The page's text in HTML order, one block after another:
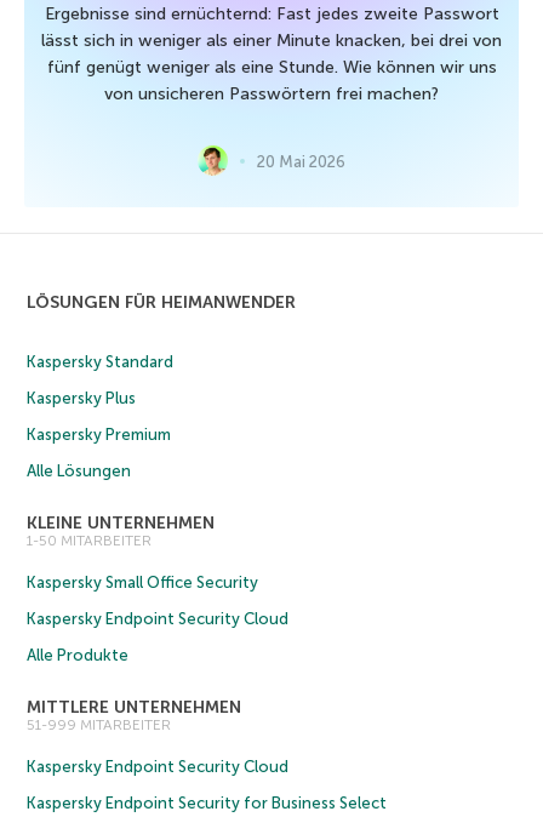
Ergebnisse sind ernüchternd: Fast jedes zweite Passwort
lässt sich in weniger als einer Minute knacken, bei drei von
fünf genügt weniger als eine Stunde. Wie können wir uns
von unsicheren Passwörtern frei machen?
20 Mai 2026
LÖSUNGEN FÜR HEIMANWENDER
Kaspersky Standard
Kaspersky Plus
Kaspersky Premium
Alle Lösungen
KLEINE UNTERNEHMEN
1-50 MITARBEITER
Kaspersky Small Office Security
Kaspersky Endpoint Security Cloud
Alle Produkte
MITTLERE UNTERNEHMEN
51-999 MITARBEITER
Kaspersky Endpoint Security Cloud
Kaspersky Endpoint Security for Business Select